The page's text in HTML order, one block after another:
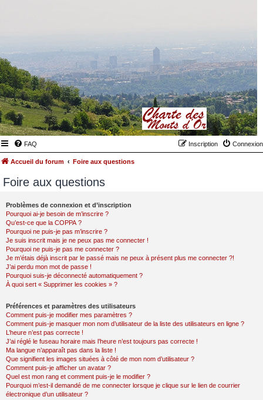
FAQ Connexion
Inscription
Accueil du forum Foire aux questions
Foire aux questions
Problèmes de connexion et d’inscription
Pourquoi ai-je besoin de m’inscrire ?
Qu’est-ce que la COPPA ?
Pourquoi ne puis-je pas m’inscrire ?
Je suis inscrit mais je ne peux pas me connecter !
Pourquoi ne puis-je pas me connecter ?
Je m’étais déjà inscrit par le passé mais ne peux à présent plus me connecter ?!
J’ai perdu mon mot de passe !
Pourquoi suis-je déconnecté automatiquement ?
À quoi sert « Supprimer les cookies » ?
Préférences et paramètres des utilisateurs
Comment puis-je modifier mes paramètres ?
Comment puis-je masquer mon nom d’utilisateur de la liste des utilisateurs en ligne ?
L’heure n’est pas correcte !
J’ai réglé le fuseau horaire mais l’heure n’est toujours pas correcte !
Ma langue n’apparaît pas dans la liste !
Que signifient les images situées à côté de mon nom d’utilisateur ?
Comment puis-je afficher un avatar ?
Quel est mon rang et comment puis-je le modifier ?
Pourquoi m’est-il demandé de me connecter lorsque je clique sur le lien de courrier
électronique d’un utilisateur ?